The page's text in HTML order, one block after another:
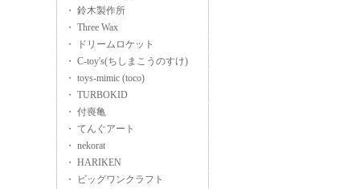
・ 鈴木製作所
・ Three Wax
・ ドリームロケット
・ C-toy's(ちしまこうのすけ)
・ toys-mimic (toco)
・ TURBOKID
・ 付喪亀
・ てんぐアート
・ nekorat
・ HARIKEN
・ ビッグワンクラフト